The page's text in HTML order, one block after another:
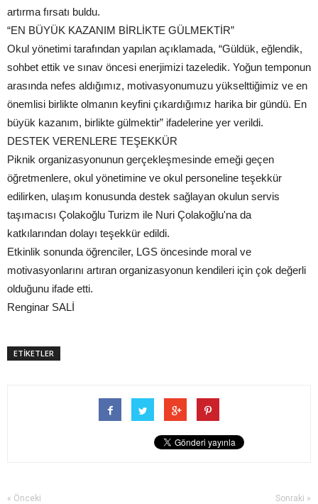
artırma fırsatı buldu.
“EN BÜYÜK KAZANIM BİRLİKTE GÜLMEKTİR”
Okul yönetimi tarafından yapılan açıklamada, “Güldük, eğlendik,
sohbet ettik ve sınav öncesi enerjimizi tazeledik. Yoğun temponun
arasında nefes aldığımız, motivasyonumuzu yükselttiğimiz ve en
önemlisi birlikte olmanın keyfini çıkardığımız harika bir gündü. En
büyük kazanım, birlikte gülmektir” ifadelerine yer verildi.
DESTEK VERENLERE TEŞEKKÜR
Piknik organizasyonunun gerçekleşmesinde emeği geçen
öğretmenlere, okul yönetimine ve okul personeline teşekkür
edilirken, ulaşım konusunda destek sağlayan okulun servis
taşımacısı Çolakoğlu Turizm ile Nuri Çolakoğlu'na da
katkılarından dolayı teşekkür edildi.
Etkinlik sonunda öğrenciler, LGS öncesinde moral ve
motivasyonlarını artıran organizasyonun kendileri için çok değerli
olduğunu ifade etti.
Renginar SALİ
ETİKETLER
« Önceki Sonraki »